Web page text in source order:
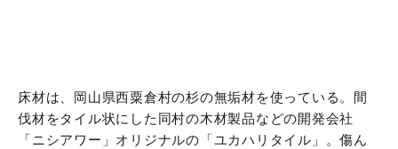
床材は、岡山県西粟倉村の杉の無垢材を使っている。間
伐材をタイル状にした同村の木材製品などの開発会社
「ニシアワー」オリジナルの「ユカハリタイル」。傷ん